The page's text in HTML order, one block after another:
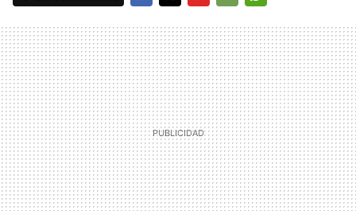
MAIL